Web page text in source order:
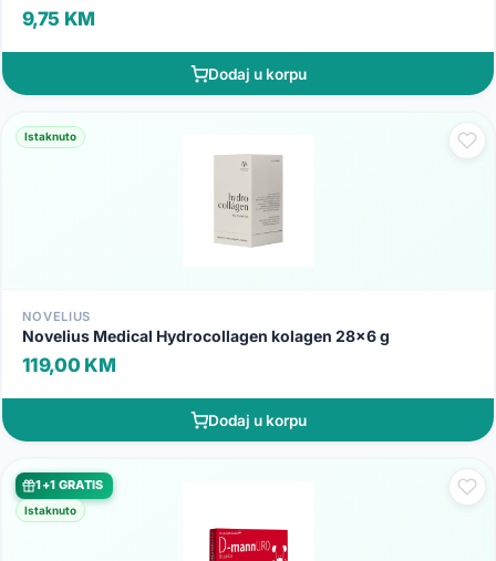
9,75 KM
Dodaj u korpu
Istaknuto
NOVELIUS
Novelius Medical Hydrocollagen kolagen 28x6 g
119,00 KM
Dodaj u korpu
1+1 GRATIS
Istaknuto